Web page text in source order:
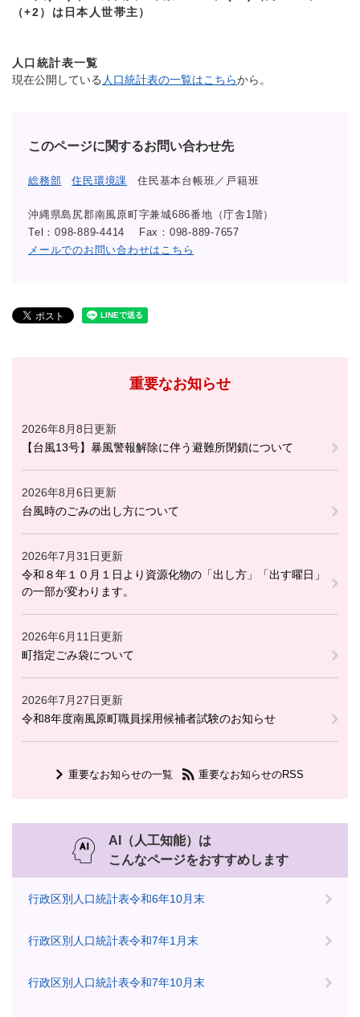
（+2） は日本人世帯主）
人口統計表一覧
現在公開している 人口統計表の一覧はこちらから。
このページに関するお問い合わせ先
総務部 住民環境課 住民基本台帳班／戸籍班
沖縄県島尻郡南風原町字兼城686番地（庁舎1階）
Tel：098-889-4414
Fax：098-889-7657
メールでのお問い合わせはこちら
重要なお知らせ
2026年8月8日更新
【台風13号】暴風警報解除に伴う避難所閉鎖について
2026年8月6日更新
台風時のごみの出し方について
2026年7月31日更新
令和８年１０月１日より資源化物の「出し方」「出す曜日」
の一部が変わります。
2026年6月11日更新
町指定ごみ袋について
2026年7月27日更新
令和8年度南風原町職員採用候補者試験のお知らせ
重要なお知らせの一覧 重要なお知らせのRSS
AI（人工知能）は
こんなページをおすすめします
行政区別人口統計表令和6年10月末
行政区別人口統計表令和7年1月末
行政区別人口統計表令和7年10月末